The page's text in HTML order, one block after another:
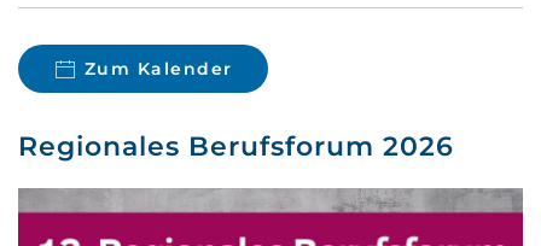
Zum Kalender
Regionales Berufsforum 2026